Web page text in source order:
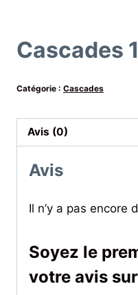
Cascades
Catégorie : Cascades
Avis (0)
Avis
Il n’y a pas encore
Soyez le
votre avis